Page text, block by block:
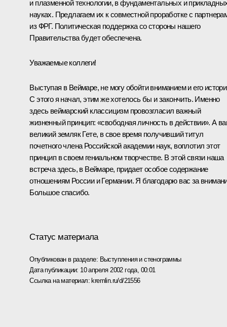
и плазменной технологии, в фундаментальных и
науках. Предлагаем их к совместной проработке с
из ФРГ. Политическая поддержка со стороны нашего
Правительства будет обеспечена.
Уважаемые коллеги!
Выступая в Веймаре, не могу обойти вниманием и его
С этого я начал, этим же хотелось бы и закончить. Именно
здесь веймарский классицизм провозгласил важный
жизненный принцип: «свободная личность в действии». А
великий земляк Гете, в свое время получивший титул
почетного члена Российской академии наук, воплотил этот
принцип в своем гениальном творчестве. В этой связи наша
встреча здесь, в Веймаре, придает особое содержание
отношениям России и Германии. Я благодарю вас за
Большое спасибо.
Статус материала
Опубликован в разделе: Выступления и стенограммы
Дата публикации: 10 апреля 2002 года, 00:01
Ссылка на материал:kremlin.ru/d/21556